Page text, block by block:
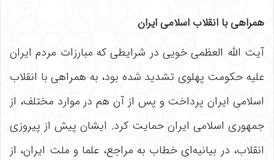
همراهی با انقلاب اسلامی ایران
آیت الله العظمی خویی در شرایطی که مبارزات مردم ایران
علیه حکومت پهلوی تشدید شده بود، به همراهی با انقلاب
اسلامی ایران پرداخت و پس از آن هم در موارد مختلف، از
جمهوری اسلامی ایران حمایت کرد. ایشان پیش از پیروزی
انقلاب، در بیانیه‌ای خطاب به مراجع، علما و ملت ایران، از